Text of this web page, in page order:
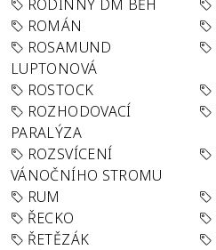
RODINNÝ DM BĚH
ROMÁN
ROSAMUND
LUPTONOVÁ
ROSTOCK
ROZHODOVACÍ
PARALÝZA
ROZSVÍCENÍ
VÁNOČNÍHO STROMU
RUM
ŘECKO
ŘETĚZÁK